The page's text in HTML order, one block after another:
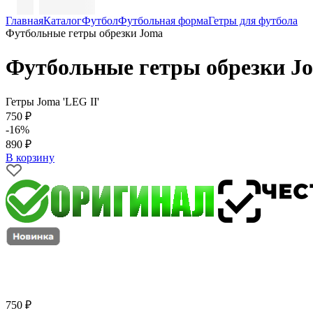
ГлавнаяКаталогФутболФутбольная формаГетры для футбола
Футбольные гетры обрезки Joma
Футбольные гетры обрезки
Гетры Joma 'LEG II'
750 ₽
-16%
890 ₽
В корзину
750 ₽